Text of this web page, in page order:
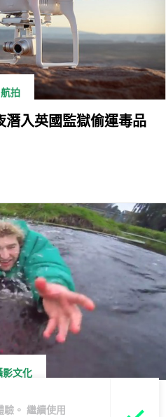
。 繼續使用
航拍
入英國監獄偷運毒品
影文化
年飛身落水救機